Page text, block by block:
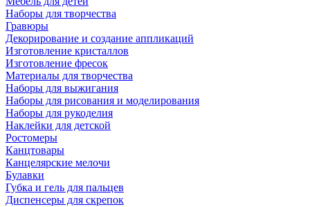
Наборы для творчества
Гравюры
Декорирование и создание аппликаций
Изготовление кристаллов
Изготовление фресок
Материалы для творчества
Наборы для выжигания
Наборы для рисования и моделирования
Наборы для рукоделия
Наклейки для детской
Ростомеры
Канцтовары
Канцелярские мелочи
Булавки
Губка и гель для пальцев
Диспенсеры для скрепок